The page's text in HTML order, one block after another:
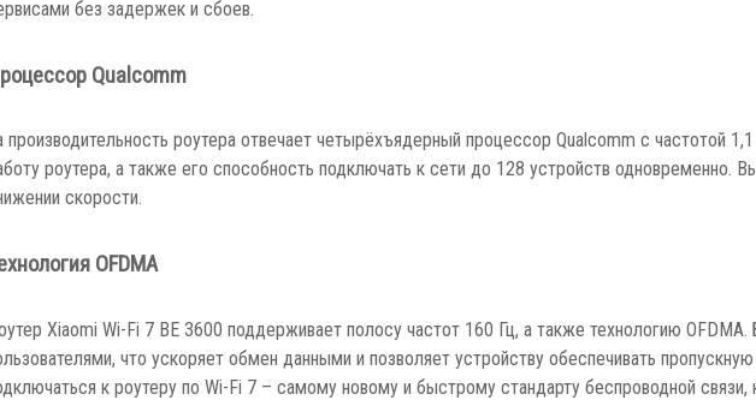
без задержек и сбоев.
Qualcomm
производительность роутера отвечает четырёхъядерный процессор Qualcomm с частотой
роутера, а также его способность подключать к сети до 128 устройств
скорости.
OFDMA
Xiaomi Wi-Fi 7 BE 3600 поддерживает полосу частот 160 Гц, а также технологию
что ускоряет обмен данными и позволяет устройству обеспечивать
к роутеру по Wi-Fi 7 – самому новому и быстрому стандарту беспроводной